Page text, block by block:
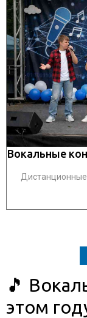
Вокальные
🎵
этом